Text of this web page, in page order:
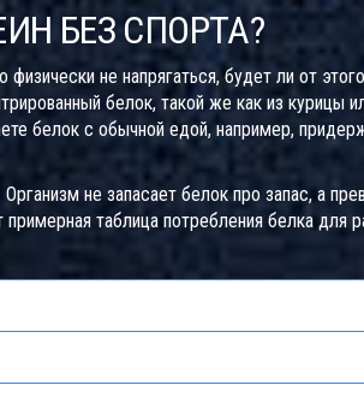
БЕЗ СПОРТА?
не напрягаться, будет ли от
белок, такой же как из курицы
белок с обычной едой, например,
не запасает белок про запас, а
таблица потребления белка для